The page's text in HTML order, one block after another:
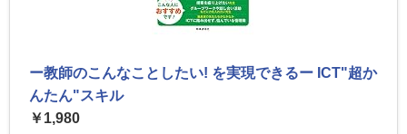
ー教師のこんなことしたい! を実現できるー ICT"超か
んたん"スキル
￥1,980